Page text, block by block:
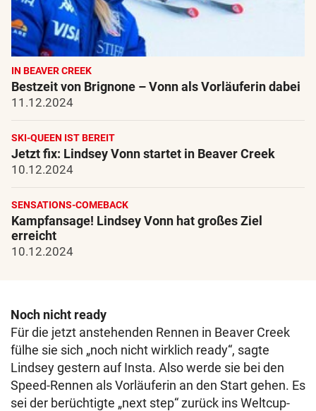
IN BEAVER CREEK
Bestzeit von Brignone – Vonn als Vorläuferin dabei
11.12.2024
SKI-QUEEN IST BEREIT
Jetzt fix: Lindsey Vonn startet in Beaver Creek
10.12.2024
SENSATIONS-COMEBACK
Kampfansage! Lindsey Vonn hat großes Ziel
erreicht
10.12.2024
Noch nicht ready
Für die jetzt anstehenden Rennen in Beaver Creek
fülhe sie sich „noch nicht wirklich ready“, sagte
Lindsey gestern auf Insta. Also werde sie bei den
Speed-Rennen als Vorläuferin an den Start gehen. Es
sei der berüchtigte „next step“ zurück ins Weltcup-